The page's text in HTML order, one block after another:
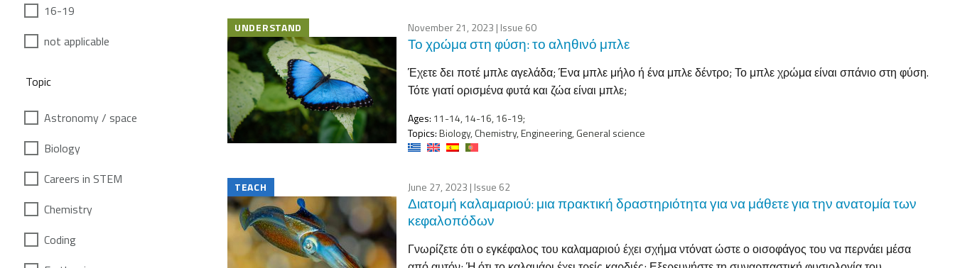
16-19
not applicable
Topic
Astronomy / space
Biology
Careers in STEM
Chemistry
Coding
UNDERSTAND November 21, 2023 | Issue 60
Το χρώμα στη φύση: το αληθινό μπλε
Έχετε δει ποτέ μπλε αγελάδα; Ένα μπλε μήλο ή ένα μπλε δέντρο; Το μπλε χρώμα είναι σπάνιο στη φύση.
Τότε γιατί ορισμένα φυτά και ζώα είναι μπλε;
Ages: 11-14, 14-16, 16-19;
Topics:Biology, Chemistry, Engineering, General science
TEACH June 27, 2023 | Issue 62
Διατομή καλαμαριού: μια πρακτική δραστηριότητα για να μάθετε για την ανατομία των
κεφαλοπόδων
Γνωρίζετε ότι ο εγκέφαλος του καλαμαριού έχει σχήμα ντόνατ ώστε ο οισοφάγος του να περνάει μέσα